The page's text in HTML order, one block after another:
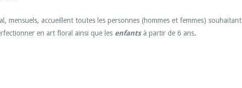
mensuels, accueillent toutes les personnes (hommes et femmes) souhaitant
en art floral ainsi que les enfantsà partir de 6 ans.